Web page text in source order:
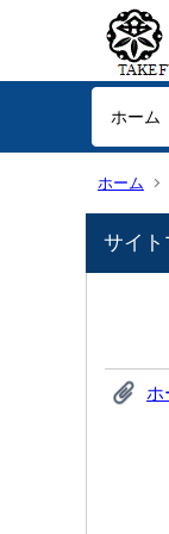
ホーム
ホーム
サイ
ホ